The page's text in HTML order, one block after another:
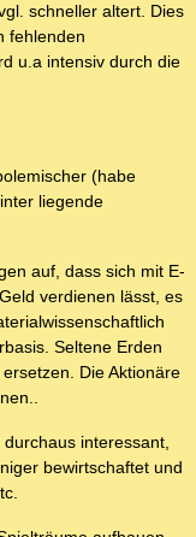
schneller altert. Dies
fehlenden
u.a intensiv durch die
(habe
liegende
auf, dass sich mit E-
verdienen lässt, es
Seltene Erden
Die Aktionäre
interessant,
bewirtschaftet und